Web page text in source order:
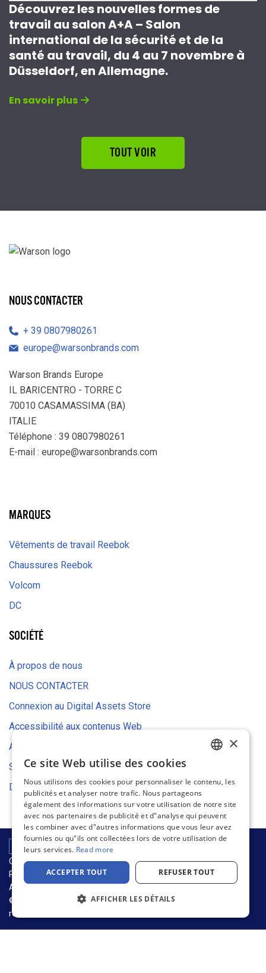
Découvrez les nouvelles formes de
travail au salon A+A – Salon
international de la sécurité et de la
santé au travail, du 4 au 7 novembre à
Düsseldorf, en Allemagne.
En savoir plus
TOUT VOIR
NOUS CONTACTER
39 0807980261
europe@warsonbrands.com
Warson Brands Europe
IL BARICENTRO - TORRE C
70010 CASAMASSIMA (BA)
ITALIE
Téléphone : 39 0807980261
E-mail : europe@warsonbrands.com
MARQUES
Vêtements de travail Reebok
Chaussures Reebok
Volcom
DC
SOCIÉTÉ
À propos de nous
NOUS CONTACTER
Connexion au Digital Assets Store
Accessibilité aux contenus Web
Avis relatif aux cookies
Stratégie environnementale
Déclaration UE de conformité
CHAÎNE D’APPROVISIONNEMENT ET DURABILITÉ
POLITIQUE DE CONFIDENTIALITÉ
Avis relatif aux cookies
© 2026 Warson Group, Inc., d.b.a. Warson Brands. Tous droits
réservés.
FRENCH
GERMAN
DUTCH
ITALIAN
×
Ce site Web utilise des cookies
Nous utilisons des cookies pour personnaliser le contenu, les
publicités et analyser notre trafic. Nous partageons
également des informations sur votre utilisation de notre site
avec nos partenaires de publicité et d"analyse qui peuvent
les combiner avec d"autres informations que vous leur avez
fournies ou qu"ils ont collectées lors de votre utilisation de
leurs services. Read more
ACCEPTER TOUT REFUSER TOUT
AFFICHER LES DÉTAILS